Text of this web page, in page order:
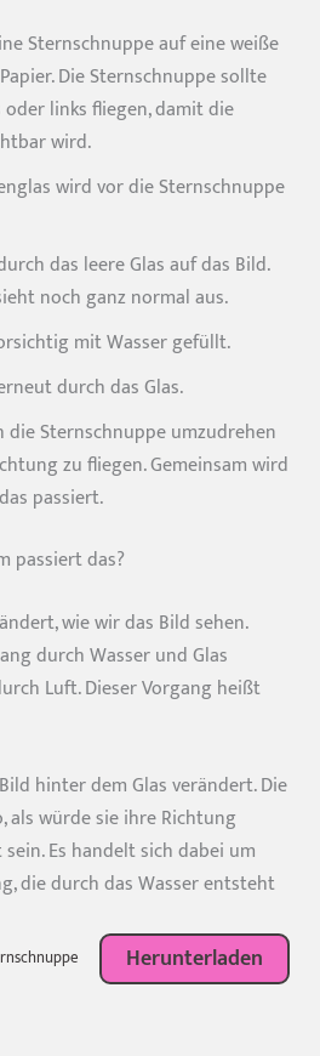
Sternschnuppe auf eine weiße
Die Sternschnuppe sollte
links fliegen, damit die
wird.
wird vor die Sternschnuppe
das leere Glas auf das Bild.
noch ganz normal aus.
mit Wasser gefüllt.
durch das Glas.
die Sternschnuppe umzudrehen
zu fliegen. Gemeinsam wird
passiert.
passiert das?
wie wir das Bild sehen.
durch Wasser und Glas
Luft. Dieser Vorgang heißt
hinter dem Glas verändert. Die
als würde sie ihre Richtung
Es handelt sich dabei um
die durch das Wasser entsteht
Herunterladen